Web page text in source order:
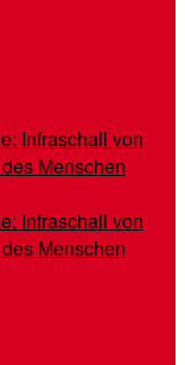
Infraschall von
Menschen
Infraschall von
Menschen